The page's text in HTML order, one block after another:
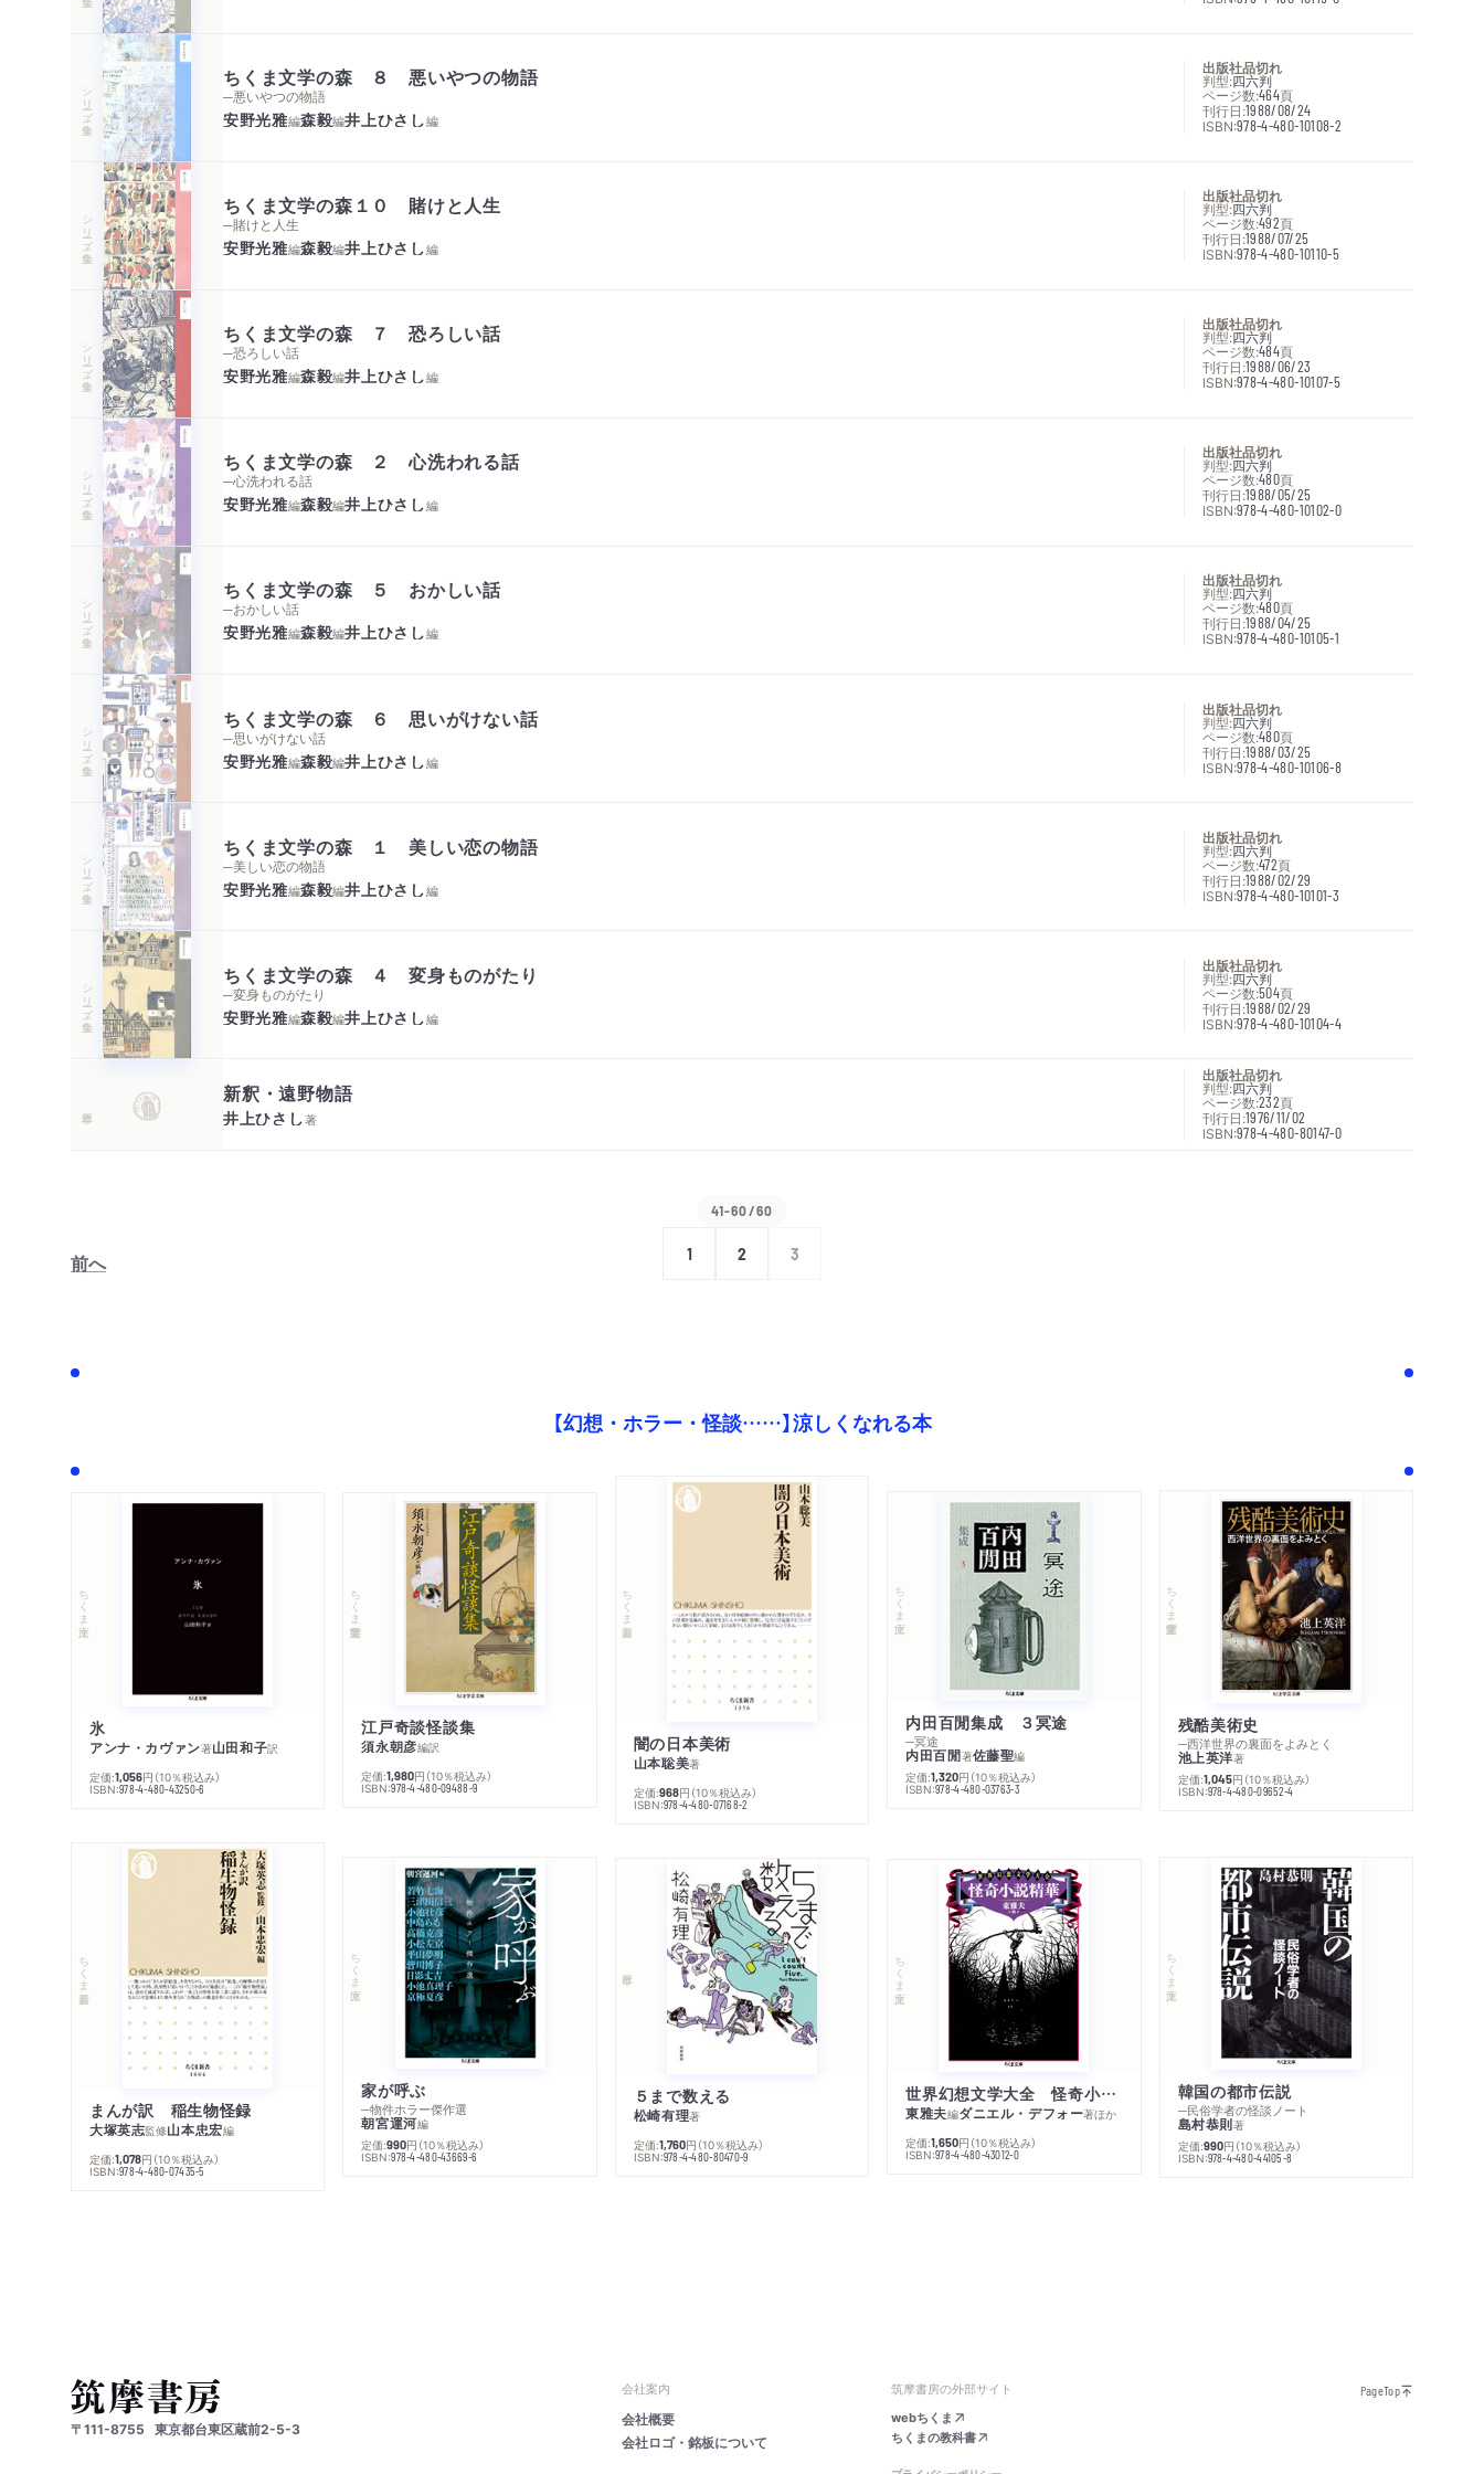
シリーズ・全集
ちくま文学の森 ８ 悪いやつの物語
─悪いやつの物語
安野光雅編森毅編井上ひさし編
出版社品切れ
判型:四六判
ページ数:464頁
刊行日:1988/08/24
ISBN:978-4-480-10108-2
シリーズ・全集
ちくま文学の森１０ 賭けと人生
─賭けと人生
安野光雅編森毅編井上ひさし編
出版社品切れ
判型:四六判
ページ数:492頁
刊行日:1988/07/25
ISBN:978-4-480-10110-5
シリーズ・全集
ちくま文学の森 ７ 恐ろしい話
─恐ろしい話
安野光雅編森毅編井上ひさし編
出版社品切れ
判型:四六判
ページ数:484頁
刊行日:1988/06/23
ISBN:978-4-480-10107-5
シリーズ・全集
ちくま文学の森 ２ 心洗われる話
─心洗われる話
安野光雅編森毅編井上ひさし編
出版社品切れ
判型:四六判
ページ数:480頁
刊行日:1988/05/25
ISBN:978-4-480-10102-0
シリーズ・全集
ちくま文学の森 ５ おかしい話
─おかしい話
安野光雅編森毅編井上ひさし編
出版社品切れ
判型:四六判
ページ数:480頁
刊行日:1988/04/25
ISBN:978-4-480-10105-1
シリーズ・全集
ちくま文学の森 ６ 思いがけない話
─思いがけない話
安野光雅編森毅編井上ひさし編
出版社品切れ
判型:四六判
ページ数:480頁
刊行日:1988/03/25
ISBN:978-4-480-10106-8
シリーズ・全集
ちくま文学の森 １ 美しい恋の物語
─美しい恋の物語
安野光雅編森毅編井上ひさし編
出版社品切れ
判型:四六判
ページ数:472頁
刊行日:1988/02/29
ISBN:978-4-480-10101-3
シリーズ・全集
ちくま文学の森 ４ 変身ものがたり
─変身ものがたり
安野光雅編森毅編井上ひさし編
出版社品切れ
判型:四六判
ページ数:504頁
刊行日:1988/02/29
ISBN:978-4-480-10104-4
新釈・遠野物語
井上ひさし著
出版社品切れ
判型:四六判
ページ数:232頁
刊行日:1976/11/02
ISBN:978-4-480-80147-0
前へ
41-60/60
1 2 3
【幻想・ホラー・怪談……】涼しくなれる本
ちくま文庫
氷
アンナ・カヴァン著山田和子訳
定価:1,056円 （10％税込み）
ISBN:978-4-480-43250-6
ちくま学芸文庫
江戸奇談怪談集
須永朝彦編訳
定価:1,980円 （10％税込み）
ISBN:978-4-480-09488-9
ちくま新書
闇の日本美術
山本聡美著
定価:968円 （10％税込み）
ISBN:978-4-480-07168-2
ちくま文庫
内田百閒集成 ３冥途
─冥途
内田百閒著佐藤聖編
定価:1,320円 （10％税込み）
ISBN:978-4-480-03763-3
ちくま学芸文庫
残酷美術史
─西洋世界の裏面をよみとく
池上英洋著
定価:1,045円 （10％税込み）
ISBN:978-4-480-09652-4
ちくま新書
まんが訳 稲生物怪録
大塚英志監修山本忠宏編
定価:1,078円 （10％税込み）
ISBN:978-4-480-07435-5
ちくま文庫
家が呼ぶ
─物件ホラー傑作選
朝宮運河編
定価:990円 （10％税込み）
ISBN:978-4-480-43669-6
５まで数える
松崎有理著
定価:1,760円 （10％税込み）
ISBN:978-4-480-80470-9
ちくま文庫
世界幻想文学大全 怪奇小説精華
東雅夫編ダニエル・デフォー著ほか
定価:1,650円 （10％税込み）
ISBN:978-4-480-43012-0
ちくま文庫
韓国の都市伝説
─民俗学者の怪談ノート
島村恭則著
定価:990円 （10％税込み）
ISBN:978-4-480-44105-8
〒111-8755 東京都台東区蔵前2-5-3
会社案内
会社概要
会社ロゴ・銘板について
筑摩書房の外部サイト
webちくま
ちくまの教科書
PageTop